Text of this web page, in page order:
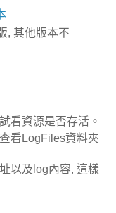
, 其他版本不
看資源是否存活。
看LogFiles資料夾
以及log內容, 這樣